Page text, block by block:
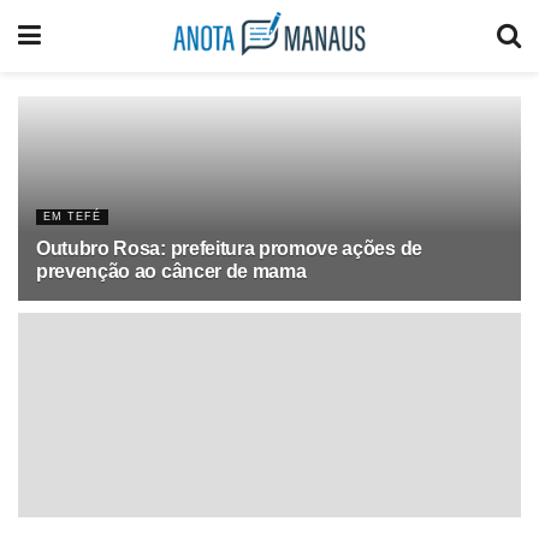
EM TEFÉ
Outubro Rosa: prefeitura promove ações de
prevenção ao câncer de mama
OUTUBRO 10, 2021